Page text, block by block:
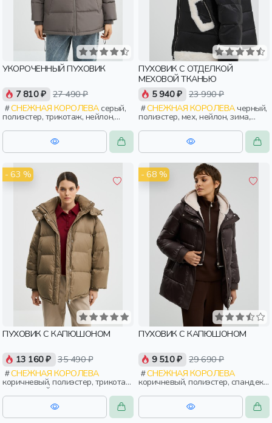
УКОРОЧЕННЫЙ ПУХОВИК
7 810 ₽ 27 490 ₽
СНЕЖНАЯ КОРОЛЕВАсерый,
полиэстер, трикотаж, нейлон,
зима, осень, россия, женщины,
взрослые
ПУХОВИК С ОТДЕЛКОЙ
МЕХОВОЙ ТКАНЬЮ
5 940 ₽ 23 990 ₽
СНЕЖНАЯ КОРОЛЕВАчерный,
полиэстер, мех, нейлон, зима,
осень, россия, прямые, застежка,
стеганые, прорези, карман,
воротник, воротник-стойка,
женщины, взрослые
- 63 %
ПУХОВИК С КАПЮШОНОМ
13 160 ₽ 35 490 ₽
СНЕЖНАЯ КОРОЛЕВА
коричневый, полиэстер, трикотаж,
эластан, нейлон, зима, осень,
россия, капюшон, застежка,
утепленные, кнопки, прорези,
карман, воротник, объемные,
- 68 %
ПУХОВИК С КАПЮШОНОМ
9 510 ₽ 29 690 ₽
СНЕЖНАЯ КОРОЛЕВА
коричневый, полиэстер, спандекс,
вискоза, замша, трикотаж, мех,
нейлон, зима, осень, россия,
прямые, удлиненные, капюшон,
молния, застежка, утепленные,